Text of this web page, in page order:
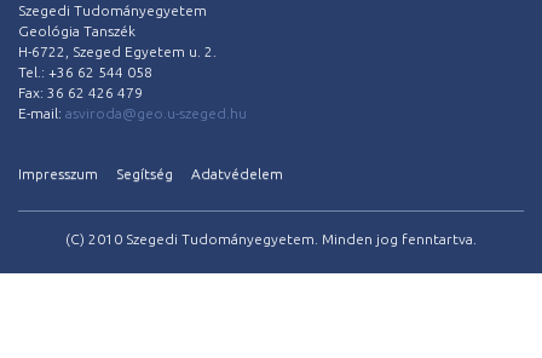
Szegedi Tudományegyetem
Geológia Tanszék
H-6722, Szeged Egyetem u. 2.
Tel.: +36 62 544 058
Fax: 36 62 426 479
E-mail: asviroda@geo.u-szeged.hu
Impresszum Segítség Adatvédelem
(C) 2010 Szegedi Tudományegyetem. Minden jog fenntartva.